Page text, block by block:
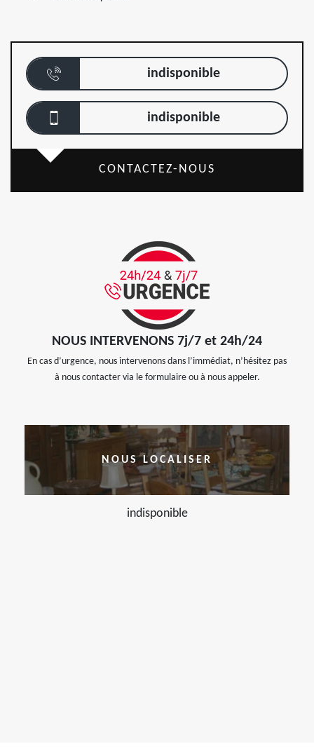
indisponible
indisponible
CONTACTEZ-NOUS
NOUS INTERVENONS 7j/7 et 24h/24
En cas d’urgence, nous intervenons dans l’immédiat, n’hésitez pas
à nous contacter via le formulaire ou à nous appeler.
NOUS LOCALISER
indisponible